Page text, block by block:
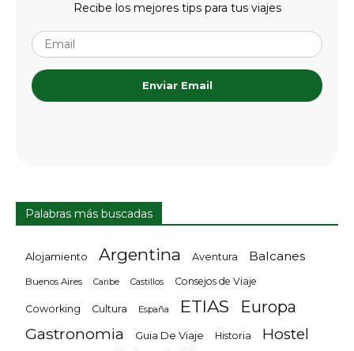
Recibe los mejores tips para tus viajes
Enviar Email
Palabras más buscadas
Alojamiento Argentina Aventura Balcanes
Buenos Aires Caribe Castillos Consejos de Viaje
Coworking Cultura España ETIAS
Europa
Gastronomia
Guia De Viaje Historia Hostel